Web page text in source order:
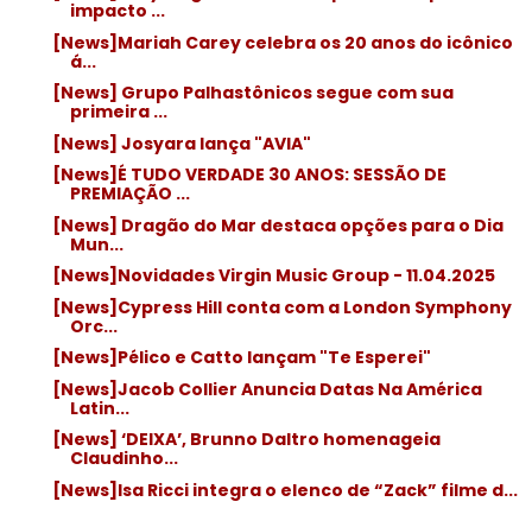
impacto ...
[News]Mariah Carey celebra os 20 anos do icônico
á...
[News] Grupo Palhastônicos segue com sua
primeira ...
[News] Josyara lança "AVIA"
[News]É TUDO VERDADE 30 ANOS: SESSÃO DE
PREMIAÇÃO ...
[News] Dragão do Mar destaca opções para o Dia
Mun...
[News]Novidades Virgin Music Group - 11.04.2025
[News]Cypress Hill conta com a London Symphony
Orc...
[News]Pélico e Catto lançam "Te Esperei"
[News]Jacob Collier Anuncia Datas Na América
Latin...
[News] ‘DEIXA’, Brunno Daltro homenageia
Claudinho...
[News]Isa Ricci integra o elenco de “Zack” filme d...